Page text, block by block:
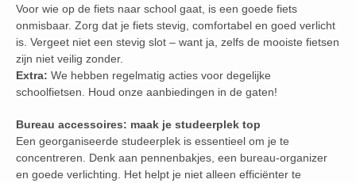
Voor wie op de fiets naar school gaat, is een goede fiets
onmisbaar. Zorg dat je fiets stevig, comfortabel en goed verlicht
is. Vergeet niet een stevig slot – want ja, zelfs de mooiste fietsen
zijn niet veilig zonder.
Extra: We hebben regelmatig acties voor degelijke
schoolfietsen. Houd onze aanbiedingen in de gaten!
Bureau accessoires: maak je studeerplek top
Een georganiseerde studeerplek is essentieel om je te
concentreren. Denk aan pennenbakjes, een bureau-organizer
en goede verlichting. Het helpt je niet alleen efficiënter te